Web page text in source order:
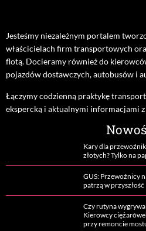
Jesteśmy niezależnym portalem
właścicielach firm transportowych
flotą. Docieramy również do
pojazdów dostawczych, autobusów i
Łączymy codzienną praktykę
ekspercką i aktualnymi informacjami z
Kary dla
złotych? Tylko na
GUS: Przewoźnicy
patrzą w przyszłość
Czy rutyna
Kierowcy
przy remoncie